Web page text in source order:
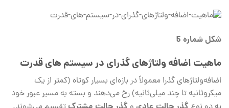
شکل شماره 5
ماهیت اضافه ولتاژهای گذرای در سیستم های قدرت
اضافه‌ولتاژهای گذرا معمولاً در بازه‌ای بسیار کوتاه (کمتر از یک
میکروثانیه تا چند میلی‌ثانیه) رخ می‌دهند و بسته به مسیر عبور خود